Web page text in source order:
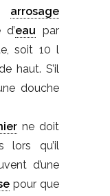
arrosage
eau par
soit 10 l
haut. S’il
douche
ne doit
lors qu’il
d’une
pour que